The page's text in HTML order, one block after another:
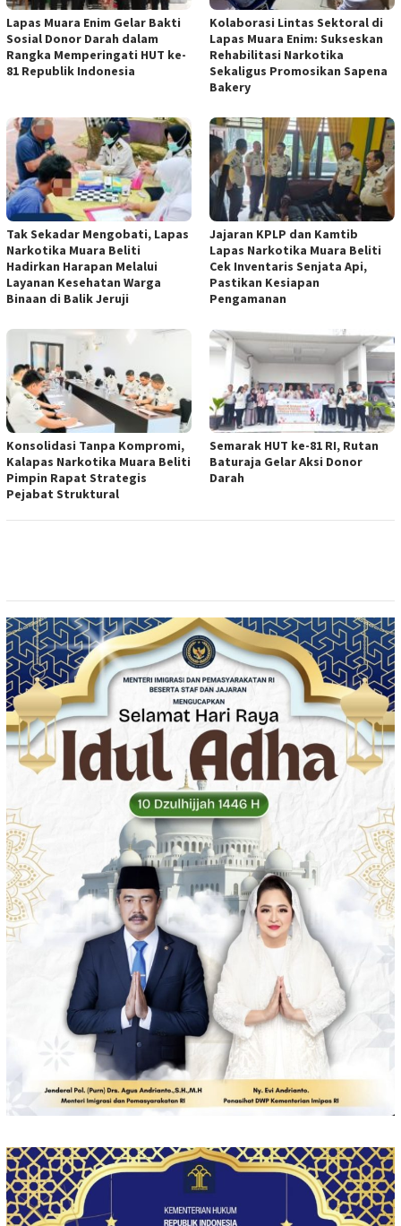
Lapas Muara Enim Gelar Bakti
Sosial Donor Darah dalam
Rangka Memperingati HUT ke-
81 Republik Indonesia
Kolaborasi Lintas Sektoral di
Lapas Muara Enim: Sukseskan
Rehabilitasi Narkotika
Sekaligus Promosikan Sapena
Bakery
Tak Sekadar Mengobati, Lapas
Narkotika Muara Beliti
Hadirkan Harapan Melalui
Layanan Kesehatan Warga
Binaan di Balik Jeruji
Jajaran KPLP dan Kamtib
Lapas Narkotika Muara Beliti
Cek Inventaris Senjata Api,
Pastikan Kesiapan
Pengamanan
Konsolidasi Tanpa Kompromi,
Kalapas Narkotika Muara Beliti
Pimpin Rapat Strategis
Pejabat Struktural
Semarak HUT ke-81 RI, Rutan
Baturaja Gelar Aksi Donor
Darah